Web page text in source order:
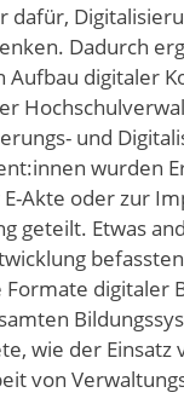
dafür,
Dadurch
Aufbau digitaler
und
wurden
Akte oder zur
geteilt. Etwas
digitaler
wie der
von